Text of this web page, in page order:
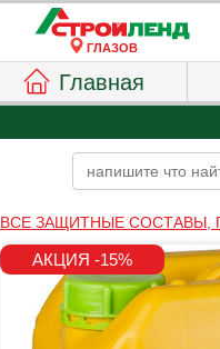
ГЛАЗОВ
Главная
ВСЕ ЗАЩИТНЫЕ СОСТАВЫ,